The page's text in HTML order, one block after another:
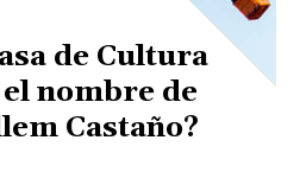
de Cultura
nombre de
Castaño?